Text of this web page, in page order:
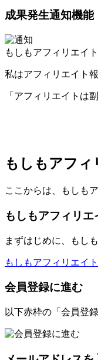
成果発生通知機能
もしもアフィリエイ
私はアフィリエイト
「アフィリエイトは
もしもアフ
ここからは、もしも
もしもアフィリエ
まずはじめに、もし
もしもアフィリエイ
会員登録に進む
以下赤枠の「会員登